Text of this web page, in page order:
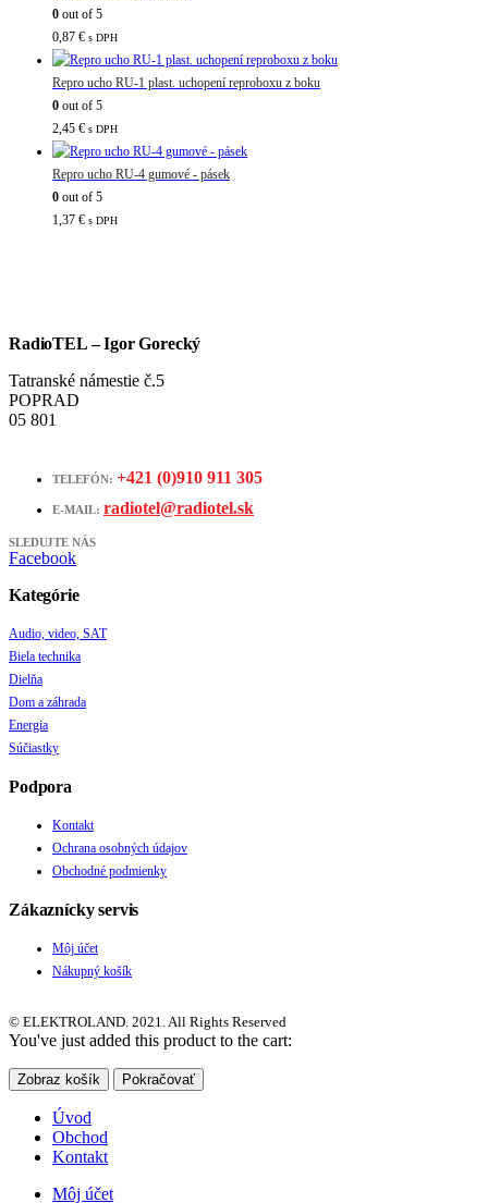
0 out of 5
0,87 € s DPH
Repro ucho RU-1 plast. uchopení reproboxu z boku
0 out of 5
2,45 € s DPH
Repro ucho RU-4 gumové - pásek
0 out of 5
1,37 € s DPH
RadioTEL – Igor Gorecký
Tatranské námestie č.5
POPRAD
05 801
TELEFÓN: +421 (0)910 911 305
E-MAIL: radiotel@radiotel.sk
SLEDUJTE NÁS
Facebook
Kategórie
Audio, video, SAT
Biela technika
Dielňa
Dom a záhrada
Energia
Súčiastky
Podpora
Kontakt
Ochrana osobných údajov
Obchodné podmienky
Zákaznícky servis
Môj účet
Nákupný košík
© ELEKTROLAND. 2021. All Rights Reserved
You've just added this product to the cart:
Zobraz košík Pokračovať
Úvod
Obchod
Kontakt
Môj účet